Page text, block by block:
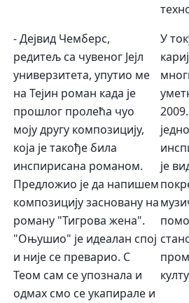
У
је
- Дејвид Чемберс,
редитељ са чувеног Јејл
универзитета, упутио ме
на Тејин роман када је
прошлог пролећа чуо
моју другу композицију,
која је такође била
инспирисана романом.
Предложио је да напишем
композицију засновану на
роману "Тигрова жена".
"Оњушио" је идеалан спој
и није се преварио. С
Теом сам се упознала и
одмах смо се укапирале и